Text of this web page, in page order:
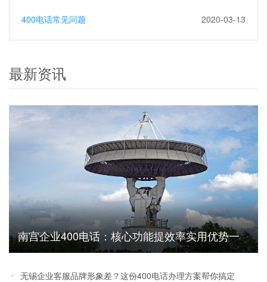
400电话常见问题 2020-03-13
最新资讯
南宫企业400电话：核心功能提效率实用优势一
文说清
无锡企业客服品牌形象差？这份400电话办理方案帮你搞定